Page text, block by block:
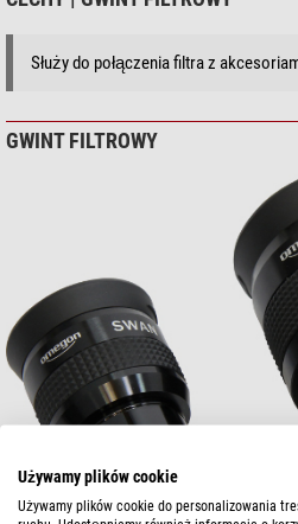
Służy do połączenia filtra z
GWINT FILTROWY
Używamy plików cookie
Używamy plików cookie do personalizowania